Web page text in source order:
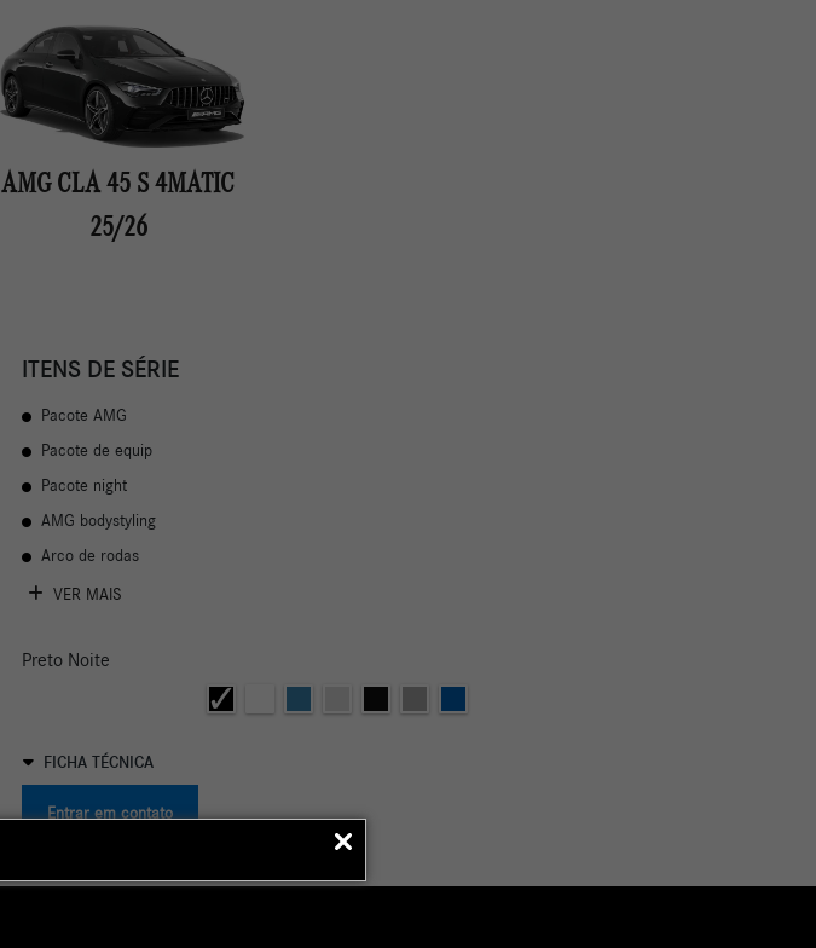
AMG CLA 45 S 4MATIC
25/26
ITENS DE SÉRIE
Pacote AMG
Pacote de equip
Pacote night
AMG bodystyling
Arco de rodas
VER MAIS
Preto Noite
FICHA TÉCNICA
Entrar em contato